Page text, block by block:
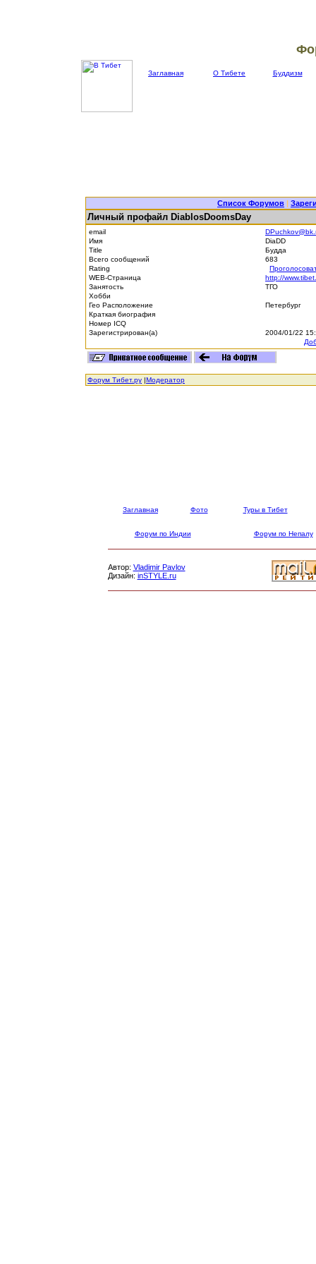
Заглавная О Тибете Буддизм
Список Форумов |
Личный профайл DiablosDoomsDay
email
Имя
DiaDD
Title
Будда
Всего сообщений
683
Rating
WEB-Страница
http://
Занятость
ТГО
Хобби
Гео Расположение
Петербург
Краткая биография
Номер ICQ
Зарегистрирован(а)
2004/01/22
Форум Тибет.ру |Модератор
Заглавная Фото Туры в Тибет
Форум по Индии Форум по Непалу
Автор: Vladimir Pavlov
Дизайн: inSTYLE.ru